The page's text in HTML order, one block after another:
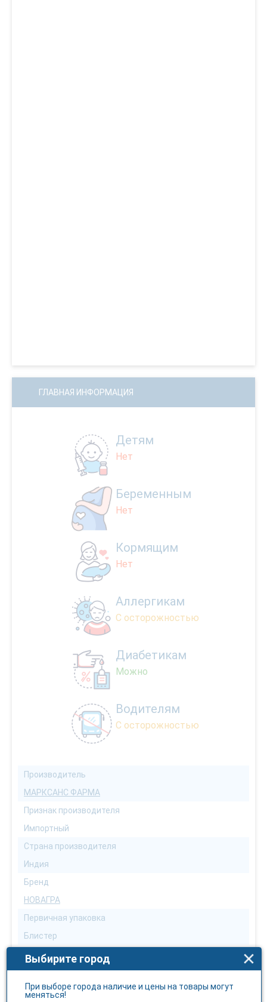
ГЛАВНАЯ ИНФОРМАЦИЯ
Детям
Нет
Беременным
Нет
Кормящим
Нет
Аллергикам
С осторожностью
Диабетикам
Можно
Водителям
С осторожностью
Производитель
МАРКСАНС ФАРМА
Признак производителя
Импортный
Страна производителя
Индия
Бренд
НОВАГРА
Первичная упаковка
Блистер
Форма выпуска
Таблетки
Количество в упаковке
Выбирите город
При выборе города наличие и цены на товары могут
меняться!